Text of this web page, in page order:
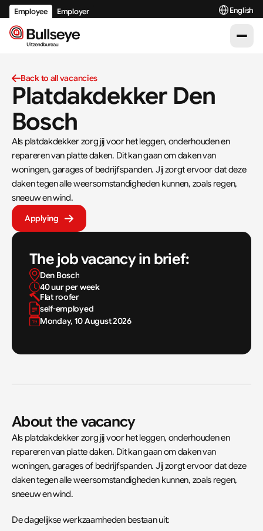
Back to all vacancies
Platdakdekker Den
Bosch
Als platdakdekker zorg jij voor het leggen, onderhouden en
repareren van platte daken. Dit kan gaan om daken van
woningen, garages of bedrijfspanden. Jij zorgt ervoor dat deze
daken tegen alle weersomstandigheden kunnen, zoals regen,
sneeuw en wind.
Applying
The job vacancy in brief:
Den Bosch
40 uur per week
Flat roofer
self-employed
Monday, 10 August 2026
About the vacancy
Als platdakdekker zorg jij voor het leggen, onderhouden en
repareren van platte daken. Dit kan gaan om daken van
woningen, garages of bedrijfspanden. Jij zorgt ervoor dat deze
daken tegen alle weersomstandigheden kunnen, zoals regen,
sneeuw en wind.
De dagelijkse werkzaamheden bestaan uit:
Employee Employer SelectEnglish